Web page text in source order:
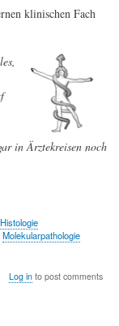
klinischen Fach
in Ärztekreisen noch
Histologie
Molekularpathologie
about
Pathologie:
Log into post comments